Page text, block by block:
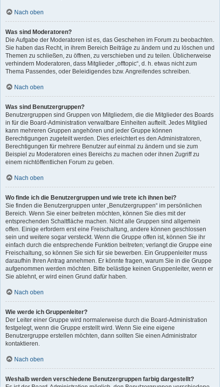
Nach oben
Was sind Moderatoren?
Die Aufgabe der Moderatoren ist es, das Geschehen im Forum zu beobachten.
Sie haben das Recht, in ihrem Bereich Beiträge zu ändern und zu löschen und
Themen zu schließen, zu öffnen, zu verschieben und zu teilen. Üblicherweise
verhindern Moderatoren, dass Mitglieder „offtopic“, d. h. etwas nicht zum
Thema Passendes, oder Beleidigendes bzw. Angreifendes schreiben.
Nach oben
Was sind Benutzergruppen?
Benutzergruppen sind Gruppen von Mitgliedern, die die Mitglieder des Boards
in für die Board-Administration verwaltbare Einheiten aufteilt. Jedes Mitglied
kann mehreren Gruppen angehören und jeder Gruppe können
Berechtigungen zugeteilt werden. Dies erleichtert es den Administratoren,
Berechtigungen für mehrere Benutzer auf einmal zu ändern und sie zum
Beispiel zu Moderatoren eines Bereichs zu machen oder ihnen Zugriff zu
einem nichtöffentlichen Forum zu geben.
Nach oben
Wo finde ich die Benutzergruppen und wie trete ich ihnen bei?
Sie finden die Benutzergruppen unter „Benutzergruppen“ im persönlichen
Bereich. Wenn Sie einer beitreten möchten, können Sie dies mit der
entsprechenden Schaltfläche machen. Nicht alle Gruppen sind allgemein
offen. Einige erfordern erst eine Freischaltung, andere können geschlossen
sein und weitere sogar versteckt. Wenn die Gruppe offen ist, können Sie ihr
einfach durch die entsprechende Funktion beitreten; verlangt die Gruppe eine
Freischaltung, so können Sie sich für sie bewerben. Ein Gruppenleiter muss
daraufhin Ihren Antrag annehmen. Er könnte fragen, warum Sie in die Gruppe
aufgenommen werden möchten. Bitte belästige keinen Gruppenleiter, wenn er
Sie ablehnt, er wird einen Grund dafür haben.
Nach oben
Wie werde ich Gruppenleiter?
Der Leiter einer Gruppe wird normalerweise durch die Board-Administration
festgelegt, wenn die Gruppe erstellt wird. Wenn Sie eine eigene
Benutzergruppe erstellen möchten, dann sollten Sie einen Administrator
kontaktieren.
Nach oben
Weshalb werden verschiedene Benutzergruppen farbig dargestellt?